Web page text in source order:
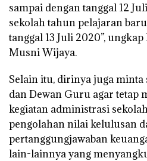
sampai dengan tanggal 12
sekolah tahun pelajaran
tanggal 13 Juli 2020”,
Musni Wijaya.
Selain itu, dirinya juga
dan Dewan Guru agar tetap
kegiatan administrasi
pengolahan nilai kelulusan
pertanggungjawaban
lain-lainnya yang